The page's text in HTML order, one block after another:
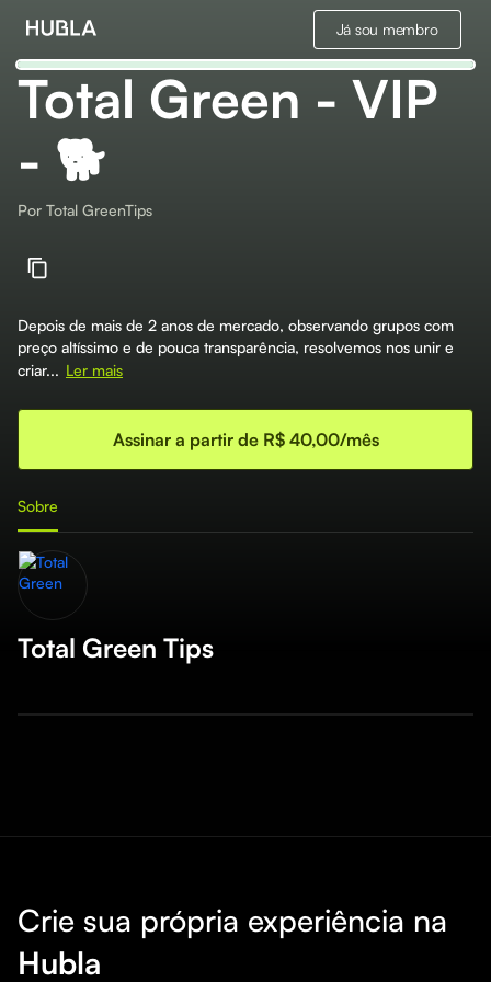
Já sou membro
Total Green - VIP
- 🐕
Por Total GreenTips
Depois de mais de 2 anos de mercado, observando grupos com
preço altíssimo e de pouca transparência, resolvemos nos unir e
criar... Ler mais
Assinar a partir de R$ 40,00/mês
Sobre
Total Green Tips
Crie sua própria experiência na
Hubla